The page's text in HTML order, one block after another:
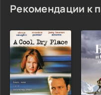
Рекомендации к